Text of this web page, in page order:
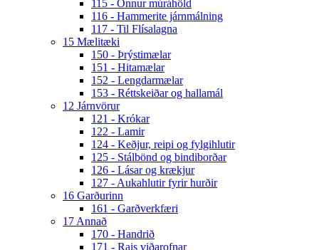
115 - Önnur múráhöld
116 - Hammerite járnmálning
117 - Til Flísalagna
15 Mælitæki
150 - Þrýstimælar
151 - Hitamælar
152 - Lengdarmælar
153 - Réttskeiðar og hallamál
12 Járnvörur
121 - Krókar
122 - Lamir
124 - Keðjur, reipi og fylgihlutir
125 - Stálbönd og bindiborðar
126 - Lásar og krækjur
127 - Aukahlutir fyrir hurðir
16 Garðurinn
161 - Garðverkfæri
17 Annað
170 - Handrið
171 - Rais viðarofnar